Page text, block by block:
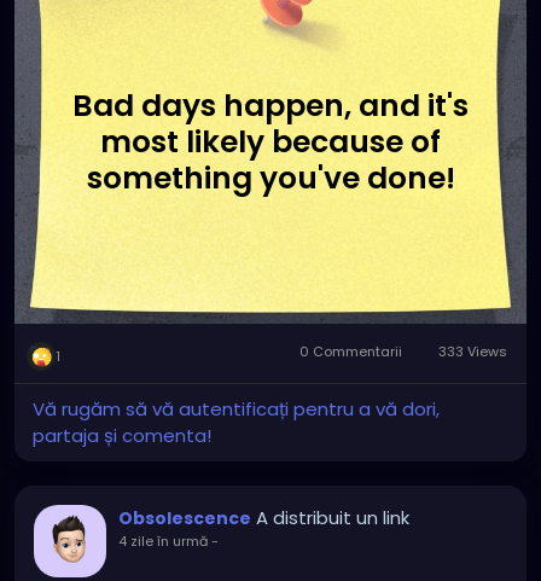
Bad days happen, and it's
most likely because of
something you've done!
1 0 Commentarii 333 Views
Vă rugăm să vă autentificați pentru a vă dori,
partaja și comenta!
Obsolescence A distribuit un link
4 zile în urmă-